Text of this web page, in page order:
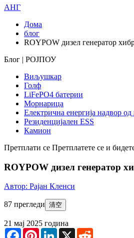
АНГ
Дома
блог
ROYPOW дизел генератор
Блог | РОЈПОУ
Виљушкар
Голф
LiFePO4 батерии
Морнарица
Електрична енергија надвор од
Резиденцијален ESS
Камион
Претплати се Претплатете се и
ROYPOW дизел генератор
Автор: Рајан Кленси
87 прегледи 清空
21 мај 2025 година
FacebookPinterestLinkedIn
X